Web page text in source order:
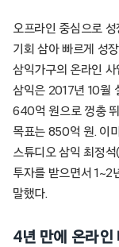
오프라인 중심으로
기회 삼아 빠르게 성
삼익가구의 온라인 사
삼익은 2017년 10월
640억 원으로 껑충
목표는 850억 원. 이
스튜디오 삼익 최정
투자를 받으면서 1~2
말했다.
4년 만에 온라인